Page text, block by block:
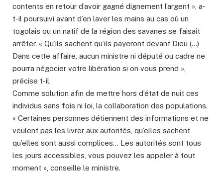
contents en retour d’avoir gagné dignement l’argent », a-
t-il poursuivi avant d’en laver les mains au cas où un
togolais ou un natif de la région des savanes se faisait
arrêter. « Qu’ils sachent qu’ils payeront devant Dieu (…)
Dans cette affaire, aucun ministre ni député ou cadre ne
pourra négocier votre libération si on vous prend »,
précise t-il.
Comme solution afin de mettre hors d’état de nuit ces
individus sans fois ni loi, la collaboration des populations.
« Certaines personnes détiennent des informations et ne
veulent pas les livrer aux autorités, qu’elles sachent
qu’elles sont aussi complices… Les autorités sont tous
les jours accessibles, vous pouvez les appeler à tout
moment », conseille le ministre.